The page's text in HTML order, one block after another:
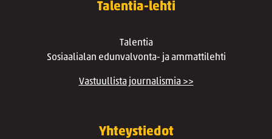
Talentia-lehti
Talentia
Sosiaalialan edunvalvonta- ja ammattilehti
Vastuullista journalismia >>
Yhteystiedot